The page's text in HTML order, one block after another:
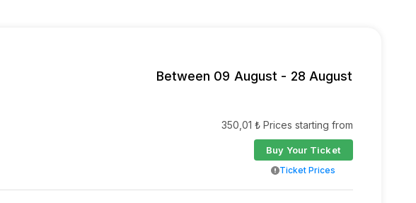
Between 09 August - 28 August
350,01 ₺ Prices starting from
Buy Your Ticket
Ticket Prices